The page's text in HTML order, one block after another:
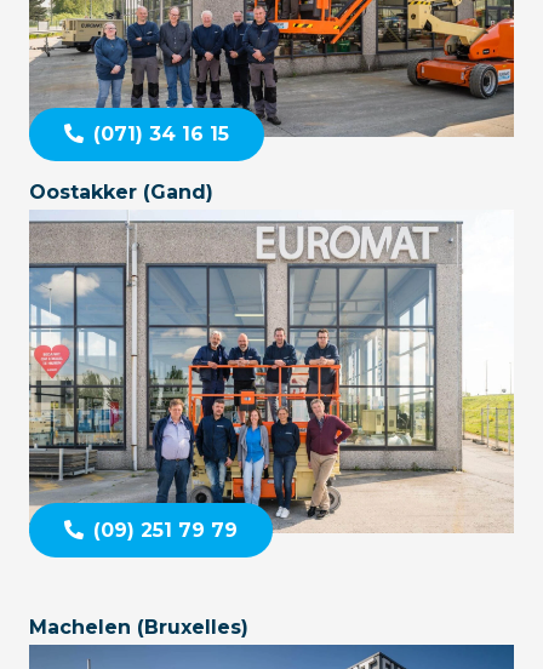
(071) 34 16 15
Oostakker (Gand)
(09) 251 79 79
Machelen (Bruxelles)